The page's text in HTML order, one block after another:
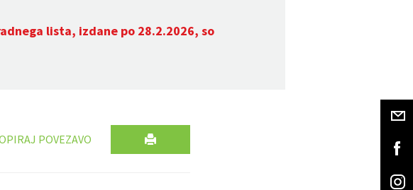
lista, izdane po 28.2.2026, so
POVEZAVO